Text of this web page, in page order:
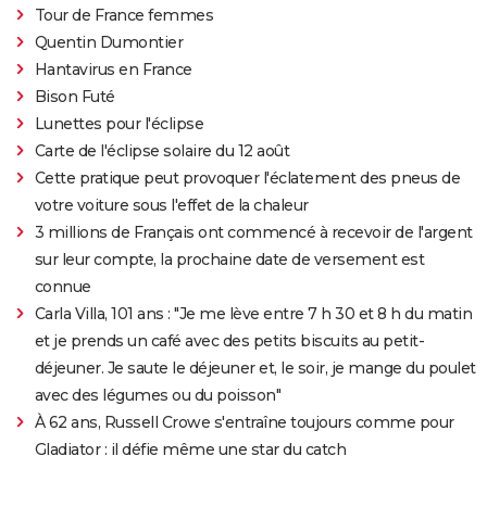
Tour de France femmes
Quentin Dumontier
Hantavirus en France
Bison Futé
Lunettes pour l'éclipse
Carte de l'éclipse solaire du 12 août
Cette pratique peut provoquer l'éclatement des pneus de
votre voiture sous l'effet de la chaleur
3 millions de Français ont commencé à recevoir de l'argent
sur leur compte, la prochaine date de versement est
connue
Carla Villa, 101 ans : "Je me lève entre 7 h 30 et 8 h du matin
et je prends un café avec des petits biscuits au petit-
déjeuner. Je saute le déjeuner et, le soir, je mange du poulet
avec des légumes ou du poisson"
À 62 ans, Russell Crowe s'entraîne toujours comme pour
Gladiator : il défie même une star du catch